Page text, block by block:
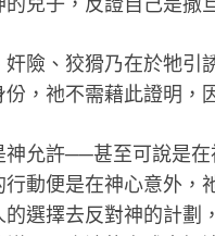
險、狡猾乃在於牠引
，祂不需藉此證明，
神允許──甚至可說是
動便是在神心意外，
的選擇去反對神的計劃